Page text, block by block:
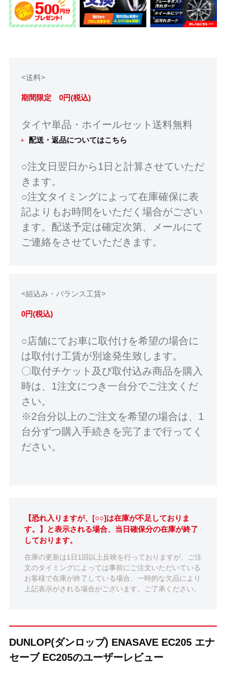
<送料>
期間限定 0円(税込)
タイヤ単品・ホイールセット送料無料
配送・返品についてはこちら
○注文日翌日から1日と計算させていただ
きます。
○注文タイミングによって在庫確保に表
記よりもお時間をいただく場合がござい
ます。配送予定は確定次第、メールにて
ご連絡をさせていただきます。
<組込み・バランス工賃>
0円(税込)
○店舗にてお車に取付けを希望の場合に
は取付け工賃が別途発生致します。
〇取付チケット及び取付込み商品を購入
時は、1注文につき一台分でご注文くだ
さい。
※2台分以上のご注文を希望の場合は、1
台分ずつ購入手続きを完了まで行ってく
ださい。
【恐れ入りますが、[○○]は在庫が不足しておりま
す。】と表示される場合、当日確保分の在庫が終了
しております。
在庫の更新は1日1回以上反映を行っておりますが、ご注
文のタイミングによっては事前にご注文いただいている
お客様で在庫が終了している場合、一時的な欠品により
上記表示がされる場合がございます。ご了承ください。
DUNLOP(ダンロップ) ENASAVE EC205 エナ
セーブ EC205のユーザーレビュー